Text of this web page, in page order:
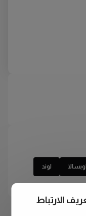
اوبسالا لوند
الارتباط